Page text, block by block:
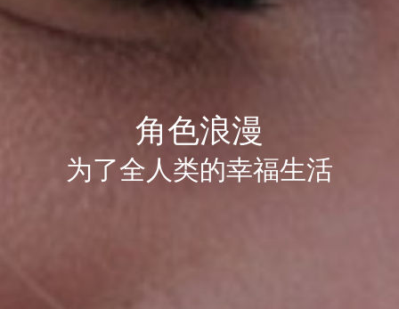
角色浪漫
为了全人类的幸福生活